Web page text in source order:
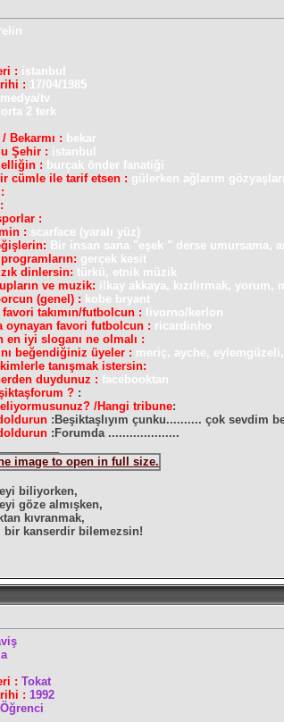
: istanbul
: 17/04/1985
medya/tv
orta 2 terk
Bekarmı : bekar
Şehir : istanbul
:
burçak önder fanatiği
cümle ile tarif etsen : gülerken ağlarım
:
: scarface (yaralı yüz)
Bir insan sana "eşek " derse umursama,
gerçek kesit
dinlersin:türkü, etnik müzik
ve muzik: ilkay akkaya, kızılırmak, yorum,
(genel) : kobe bryant
takımın/futbolcun :
livorno/kerlon
oynayan favori futbolcun : ricardinho
en iyi sloganı ne olmalı :
beğendiğiniz üyeler : meriç, ayche,
tanışmak istersin:
duydunuz : facebooktan
? :
/Hangi tribune:
:Beşiktaşlıyım çunku.......... çok sevdim
:Forumda ....................
biliyorken,
göze almışken,
kıvranmak,
bir kanserdir bilemezsin!
:Tokat
:1992
Öğrenci